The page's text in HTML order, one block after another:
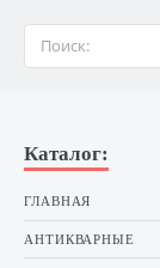
РУБРИКИ:
в
Каталог:
ГЛАВНАЯ
АНТИКВАРНЫЕ